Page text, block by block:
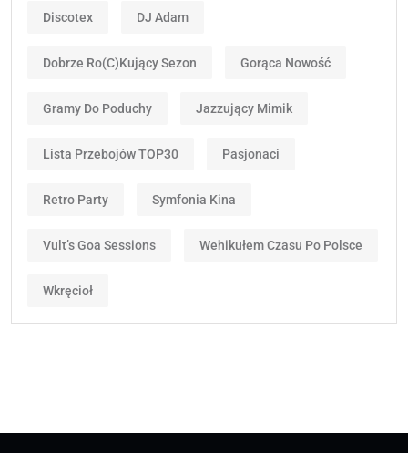
Discotex DJ Adam
Dobrze Ro(c)kujący Sezon Gorąca Nowość
Gramy Do Poduchy Jazzujący Mimik
Lista Przebojów TOP30 Pasjonaci
Retro Party Symfonia Kina
Vult’s Goa Sessions Wehikułem Czasu Po Polsce
Wkręcioł